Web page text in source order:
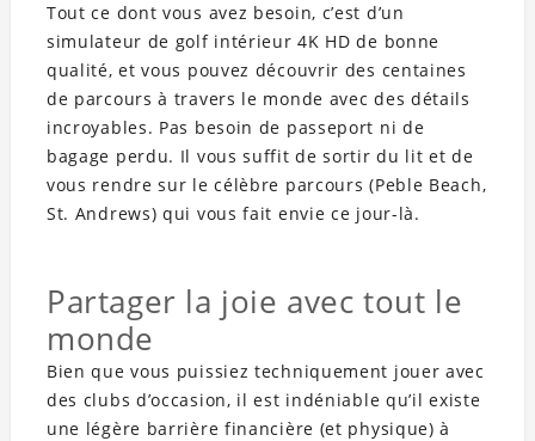
Tout ce dont vous avez besoin, c’est d’un
simulateur de golf intérieur 4K HD de bonne
qualité, et vous pouvez découvrir des centaines
de parcours à travers le monde avec des détails
incroyables. Pas besoin de passeport ni de
bagage perdu. Il vous suffit de sortir du lit et de
vous rendre sur le célèbre parcours (Peble Beach,
St. Andrews) qui vous fait envie ce jour-là.
Partager la joie avec tout le
monde
Bien que vous puissiez techniquement jouer avec
des clubs d’occasion, il est indéniable qu’il existe
une légère barrière financière (et physique) à